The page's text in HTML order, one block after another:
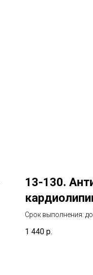
13-130.
Срок выполнения: до
биоматериала
1 440 р.